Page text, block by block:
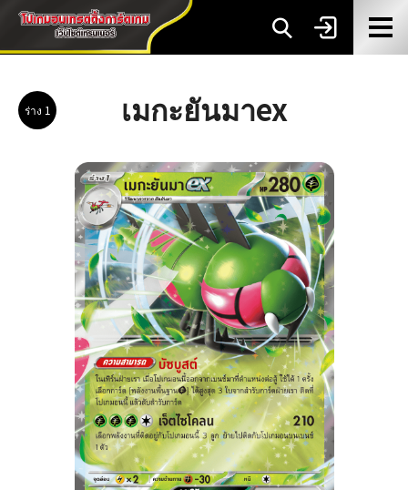
ร่าง 1 เมกะยันมาex